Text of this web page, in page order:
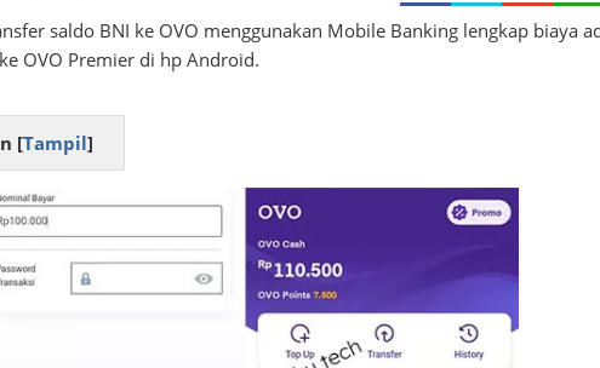
saldo BNI ke OVO menggunakan Mobile Banking lengkap biaya
OVO Premier di hp Android.
[Tampil]